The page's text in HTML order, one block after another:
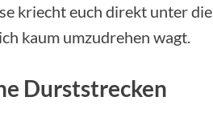
kriecht euch direkt unter die
kaum umzudrehen wagt.
Durststrecken